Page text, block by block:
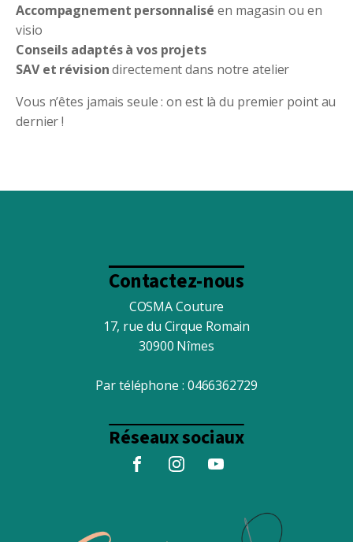
Accompagnement personnalisé en magasin ou en
visio
Conseils adaptés à vos projets
SAV et révisiondirectement dans notre atelier
Vous n’êtes jamais seule : on est là du premier point au
dernier !
Contactez-nous
COSMA Couture
17, rue du Cirque Romain
30900 Nîmes
Par téléphone : 0466362729
Réseaux sociaux